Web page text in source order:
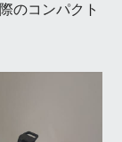
のコンパクト